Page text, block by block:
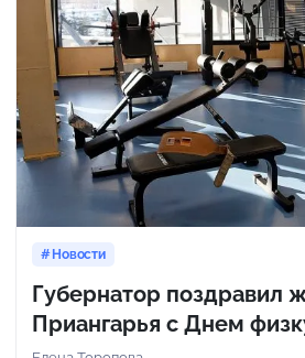
Новости
Губернатор поздравил
Приангарья с Днем